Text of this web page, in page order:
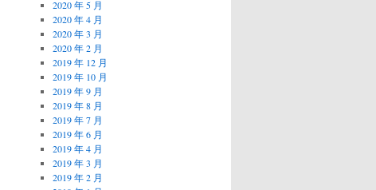
2020 年 5 月
2020 年 4 月
2020 年 3 月
2020 年 2 月
2019 年 12 月
2019 年 10 月
2019 年 9 月
2019 年 8 月
2019 年 7 月
2019 年 6 月
2019 年 4 月
2019 年 3 月
2019 年 2 月